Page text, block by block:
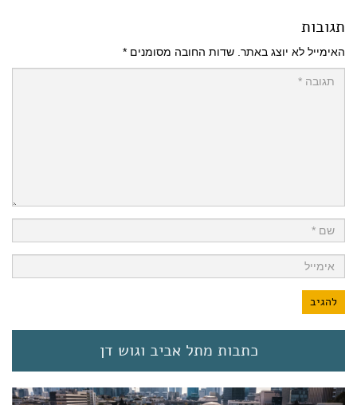
תגובות
האימייל לא יוצג באתר. שדות החובה מסומנים *
כתבות מתל אביב וגוש דן